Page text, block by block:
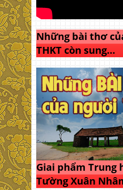
Những bài thơ
THKT còn sung…
Giai phẩm Trung
Tường Xuân